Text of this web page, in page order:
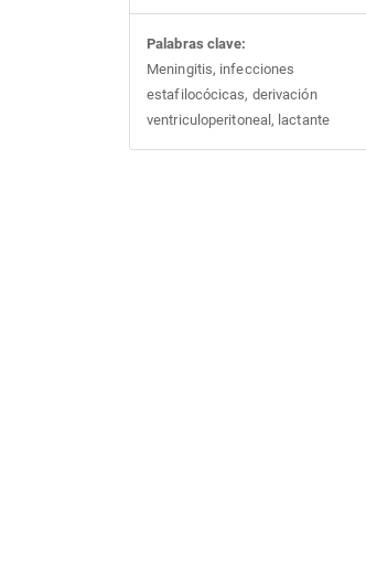
Palabras clave:
Meningitis, infecciones
estafilocócicas, derivación
ventriculoperitoneal, lactante